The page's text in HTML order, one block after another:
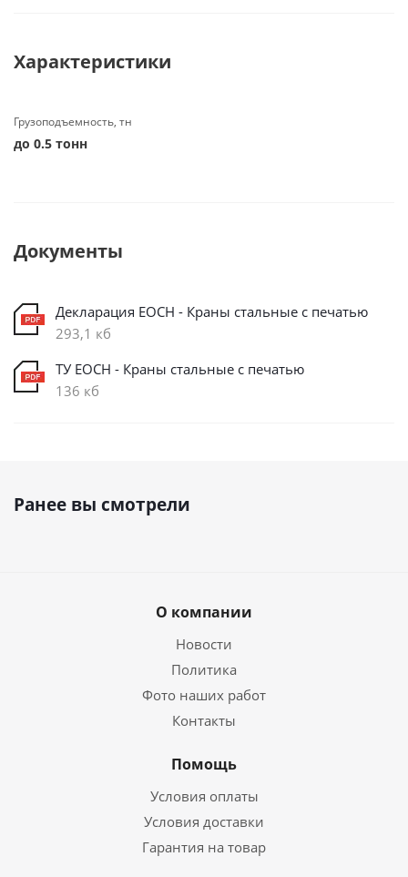
Характеристики
Грузоподъемность, тн
до 0.5 тонн
Документы
Декларация ЕОСН - Краны стальные с печатью
293,1 кб
ТУ ЕОСН - Краны стальные с печатью
136 кб
Ранее вы смотрели
О компании
Новости
Политика
Фото наших работ
Контакты
Помощь
Условия оплаты
Условия доставки
Гарантия на товар